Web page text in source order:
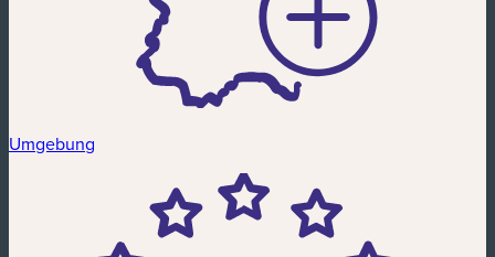
Umgebung